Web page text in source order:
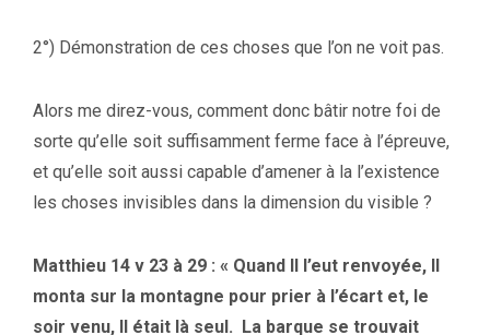
2°) Démonstration de ces choses que l’on ne voit pas.
Alors me direz-vous, comment donc bâtir notre foi de
sorte qu’elle soit suffisamment ferme face à l’épreuve,
et qu’elle soit aussi capable d’amener à la l’existence
les choses invisibles dans la dimension du visible ?
Matthieu 14 v 23 à 29 : « Quand Il l’eut renvoyée, Il
monta sur la montagne pour prier à l’écart et, le
soir venu, Il était là seul. La barque se trouvait